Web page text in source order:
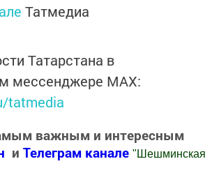
Татмедиа
Татарстана в
мессенджере MАХ:
tatmedia
важным и интересным
и Телеграм канале " Шешминская